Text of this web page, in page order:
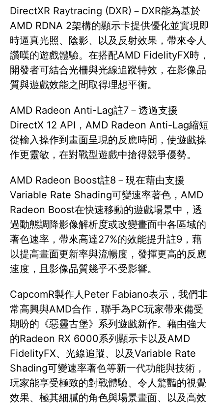
DirectXR Raytracing (DXR)－DXR能為基於
AMD RDNA 2架構的顯示卡提供優化並實現即
時逼真光照、陰影、以及反射效果，帶來令人
讚嘆的遊戲體驗。在搭配AMD FidelityFX時，
開發者可結合光柵與光線追蹤特效，在影像品
質與遊戲效能之間取得理想平衡。
AMD Radeon Anti-Lag註7－透過支援
DirectX 12 API，AMD Radeon Anti-Lag縮短
從輸入操作到畫面呈現的反應時間，使遊戲操
作更靈敏，在對戰型遊戲中搶得競爭優勢。
AMD Radeon Boost註8－現在藉由支援
Variable Rate Shading可變速率著色，AMD
Radeon Boost在快速移動的遊戲場景中，透
過動態調降影像解析度或改變畫面中各區域的
著色速率，帶來高達27%的效能提升註9，藉
以提高畫面更新率與流暢度，發揮更高的反應
速度，且影像品質幾乎不受影響。
CapcomR製作人Peter Fabiano表示，我們非
常高興與AMD合作，聯手為PC玩家帶來備受
期盼的《惡靈古堡》系列遊戲新作。藉由強大
的Radeon RX 6000系列顯示卡以及AMD
FidelityFX、光線追蹤、以及Variable Rate
Shading可變速率著色等新一代功能與技術，
玩家能享受極致的對戰體驗、令人驚豔的視覺
效果、極其細膩的角色與場景畫面、以及高效